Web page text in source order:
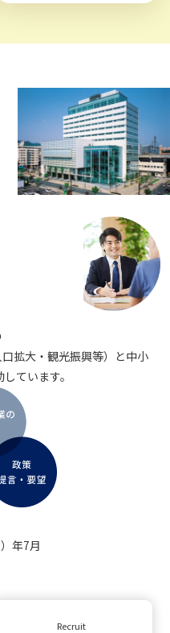
拡大・観光振興等）と中小
ています。
年7月
Recruit